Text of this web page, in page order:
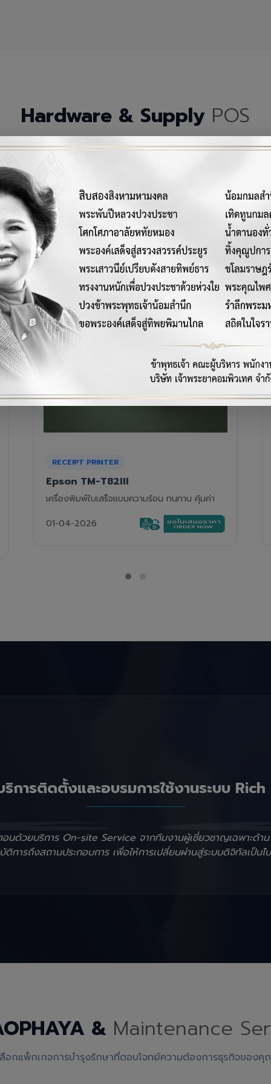
Hardware & Supply POS
ณ์เครื่องมือฮาร์ดแวร์และวัสดุสิ้นเปลืองคุณภาพสูงสำหรับระบบ
RECEIPT PRINTER
Epson TM-T88VII
เครื่องพิมพ์ใบเสร็จความร้อนรุ่นท็อป ความเร็วสูง
01-04-2026
ริการติดตั้งและอบรมการใช้งานระบบ Rich
อนด้วยบริการ On-site Service จากทีมงานผู้เชี่ยวชาญเฉพาะด้า
การถึงสถานประกอบการ เพื่อให้การเปลี่ยนผ่านสู่ระบบดิจิทัลเป็นไ
& Maintenance
อกแพ็กเกจการบำรุงรักษาที่ตอบโจทย์ความต้องการธุรกิจของ